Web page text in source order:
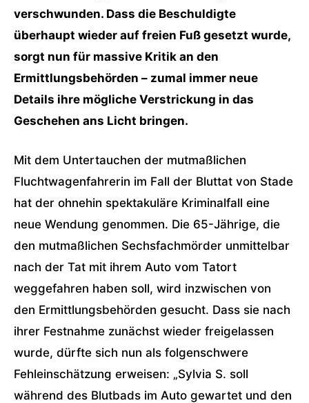
verschwunden. Dass die Beschuldigte
überhaupt wieder auf freien Fuß gesetzt wurde,
sorgt nun für massive Kritik an den
Ermittlungsbehörden – zumal immer neue
Details ihre mögliche Verstrickung in das
Geschehen ans Licht bringen.
Mit dem Untertauchen der mutmaßlichen
Fluchtwagenfahrerin im Fall der Bluttat von Stade
hat der ohnehin spektakuläre Kriminalfall eine
neue Wendung genommen. Die 65-Jährige, die
den mutmaßlichen Sechsfachmörder unmittelbar
nach der Tat mit ihrem Auto vom Tatort
weggefahren haben soll, wird inzwischen von
den Ermittlungsbehörden gesucht. Dass sie nach
ihrer Festnahme zunächst wieder freigelassen
wurde, dürfte sich nun als folgenschwere
Fehleinschätzung erweisen: „Sylvia S. soll
während des Blutbads im Auto gewartet und den